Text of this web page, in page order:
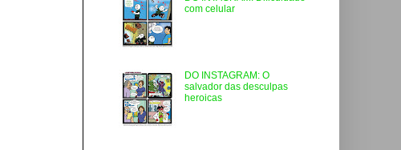
com celular
DO INSTAGRAM: O
salvador das desculpas
heroicas